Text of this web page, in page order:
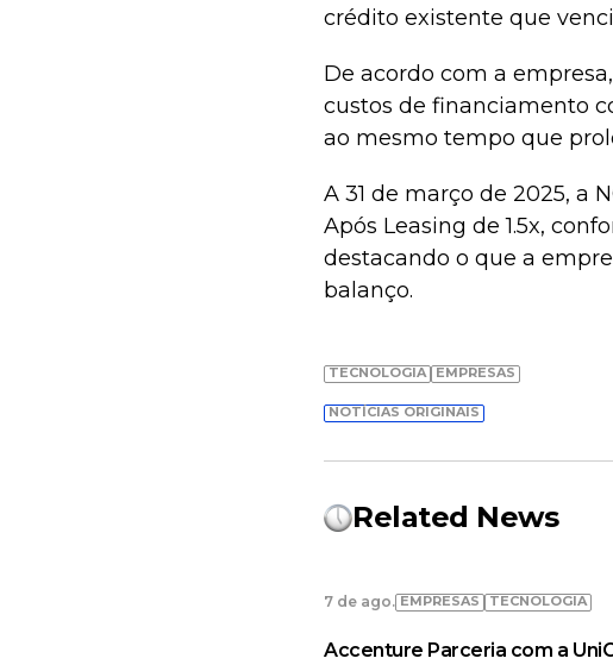
crédito existente que
De acordo com a
custos de financiamento
ao mesmo tempo que
A 31 de março de 2025, a
Após Leasing de 1.5x,
destacando o que a
balanço.
TECNOLOGIA EMPRESAS
NOTÍCIAS ORIGINAIS
Related News
7 de ago. EMPRESAS TECNOLOGIA
Accenture Parceria com a